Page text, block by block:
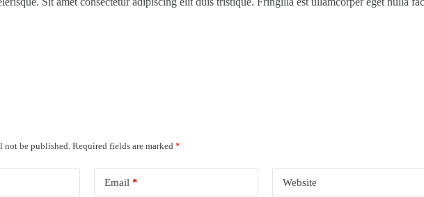
not be published. Required fields are marked *
Email * Website